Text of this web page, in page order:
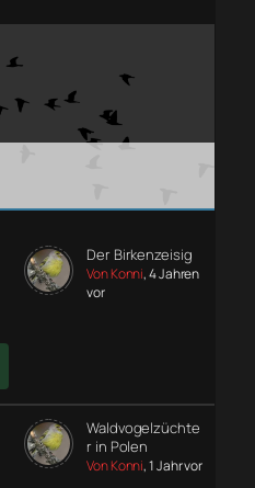
Der Birkenzeisig
Von Konni, 4 Jahren
vor
Waldvogelzüchte
r in Polen
Von Konni, 1 Jahr vor